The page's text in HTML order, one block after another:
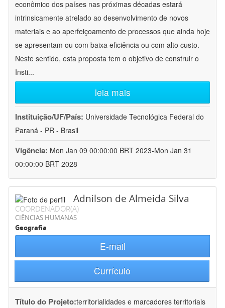
econômico dos países nas próximas décadas estará
intrinsicamente atrelado ao desenvolvimento de novos
materiais e ao aperfeiçoamento de processos que ainda hoje
se apresentam ou com baixa eficiência ou com alto custo.
Neste sentido, esta proposta tem o objetivo de construir o
Insti...
leia mais
Instituição/UF/País: Universidade Tecnológica Federal do
Paraná - PR - Brasil
Vigência: Mon Jan 09 00:00:00 BRT 2023-Mon Jan 31
00:00:00 BRT 2028
Adnilson de Almeida Silva
COORDENADOR(A)
CIÊNCIAS HUMANAS
Geografia
E-mail
Currículo
Título do Projeto:territorialidades e marcadores territoriais